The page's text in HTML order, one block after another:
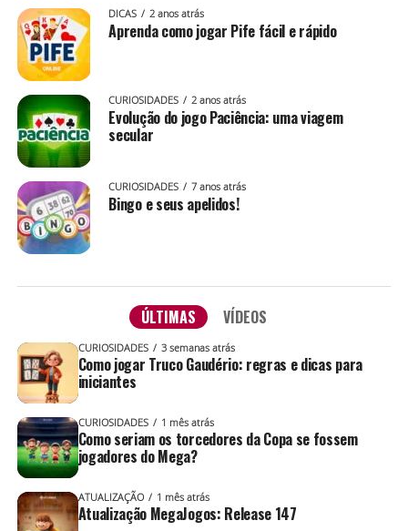
DICAS 2 anos atrás
Aprenda como jogar Pife fácil e rápido
CURIOSIDADES 2 anos atrás
Evolução do jogo Paciência: uma viagem
secular
CURIOSIDADES 7 anos atrás
Bingo e seus apelidos!
ÚLTIMAS VÍDEOS
CURIOSIDADES 3 semanas atrás
Como jogar Truco Gaudério: regras e dicas para
iniciantes
CURIOSIDADES 1 mês atrás
Como seriam os torcedores da Copa se fossem
jogadores do Mega?
ATUALIZAÇÃO 1 mês atrás
Atualização MegaJogos: Release 147